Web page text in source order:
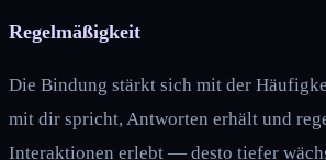
Regelmäßigkeit
Die Bindung stärkt sich mit der
mit dir spricht, Antworten erhält und
Interaktionen erlebt — desto tiefer